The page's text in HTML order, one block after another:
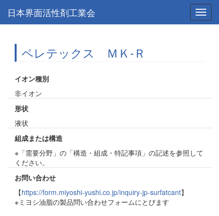
日本界面活性剤工業会
ペレテックス ＭＫ-Ｒ
イオン種別
非イオン
形状
液状
組成または構造
※「需要分野」の「構造・組成・特記事項」の記述を参照して
ください。
お問い合わせ
【https://form.miyoshi-yushi.co.jp/inquiry-jp-surfatcant】
※ミヨシ油脂の製品問い合わせフォームにとびます